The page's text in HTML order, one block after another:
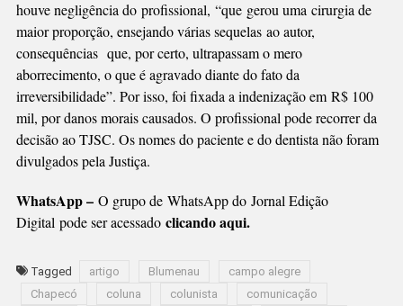
houve negligência do profissional, “que gerou uma cirurgia de
maior proporção, ensejando várias sequelas ao autor,
consequências que, por certo, ultrapassam o mero
aborrecimento, o que é agravado diante do fato da
irreversibilidade”. Por isso, foi fixada a indenização em R$ 100
mil, por danos morais causados. O profissional pode recorrer da
decisão ao TJSC. Os nomes do paciente e do dentista não foram
divulgados pela Justiça.
WhatsApp – O grupo de WhatsApp do Jornal Edição
Digital pode ser acessado clicando aqui.
Tagged artigo Blumenau
campo alegre
Chapecó
coluna colunista
comunicação